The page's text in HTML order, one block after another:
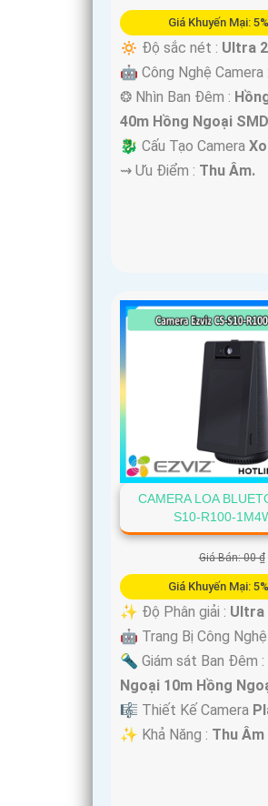
Giá Khuyến Mại:
🔅 Độ sắc nét : Ultra
🤖️ Công Nghệ Camera :
❂ Nhìn Ban Đêm :
40m Hồng Ngoại
🐉️ Cấu Tạo Camera
️⇝ Ưu Điểm : Thu Âm.
CAMERA LOA
S10-R100-
Giá Bán: 00 ₫
Giá Khuyến Mại:
✨ Độ Phân giải : Ultra
🤖️ Trang Bị Công Nghệ
🔦 Giám sát Ban Đêm :
Ngoại 10m Hồng
🎼️ Thiết Kế Camera
️✨ Khả Năng : Thu Âm